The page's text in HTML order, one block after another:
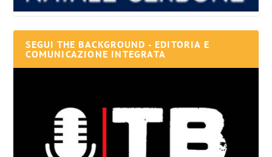
SEGUI THE BACKGROUND - EDITORIA E
COMUNICAZIONE INTEGRATA